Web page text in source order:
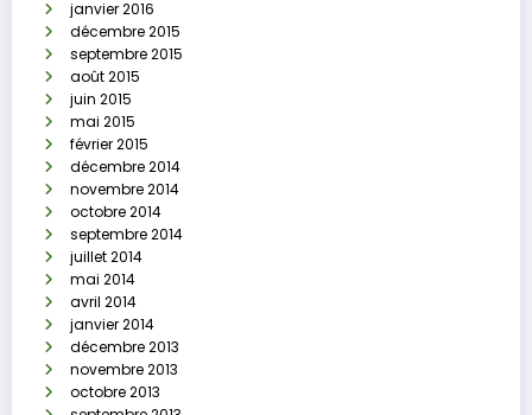
janvier 2016
décembre 2015
septembre 2015
août 2015
juin 2015
mai 2015
février 2015
décembre 2014
novembre 2014
octobre 2014
septembre 2014
juillet 2014
mai 2014
avril 2014
janvier 2014
décembre 2013
novembre 2013
octobre 2013